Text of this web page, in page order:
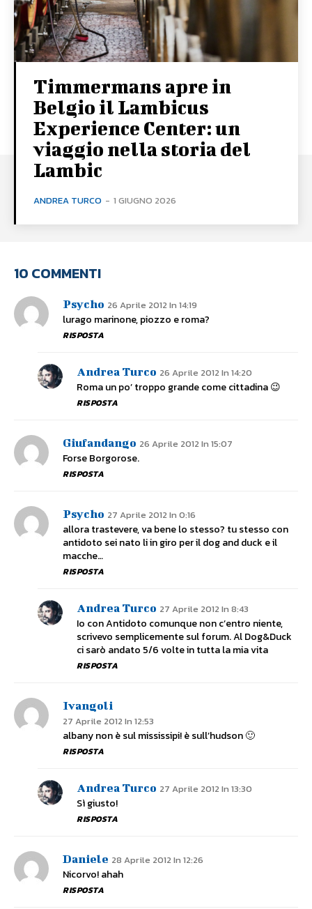
Timmermans apre in
Belgio il Lambicus
Experience Center: un
viaggio nella storia del
Lambic
ANDREA TURCO - 1 GIUGNO 2026
10 COMMENTI
Psycho 26 Aprile 2012 In 14:19
lurago marinone, piozzo e roma?
RISPOSTA
Andrea Turco 26 Aprile 2012 In 14:20
Roma un po’ troppo grande come cittadina 😉
RISPOSTA
Giufandango 26 Aprile 2012 In 15:07
Forse Borgorose.
RISPOSTA
Psycho 27 Aprile 2012 In 0:16
allora trastevere, va bene lo stesso? tu stesso con
antidoto sei nato li in giro per il dog and duck e il
macche…
RISPOSTA
Andrea Turco 27 Aprile 2012 In 8:43
Io con Antidoto comunque non c’entro niente,
scrivevo semplicemente sul forum. Al Dog&Duck
ci sarò andato 5/6 volte in tutta la mia vita
RISPOSTA
Ivangoli
27 Aprile 2012 In 12:53
albany non è sul mississipi! è sull’hudson 🙂
RISPOSTA
Andrea Turco 27 Aprile 2012 In 13:30
Sì giusto!
RISPOSTA
Daniele 28 Aprile 2012 In 12:26
Nicorvo! ahah
RISPOSTA